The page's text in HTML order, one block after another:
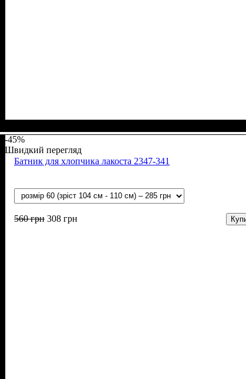
-45%
Швидкий перегляд
Батник для хлопчика лакоста 2347-341
560грн 308 грн